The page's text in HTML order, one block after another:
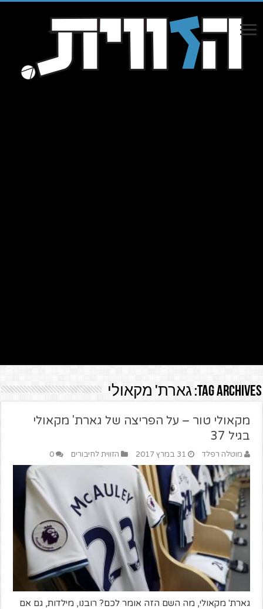
Tag Archives: גארת' מקאולי
מקאולי טור – על הפריצה של גארת' מקאולי
בגיל 37
מוטלה רפלד 31 במרץ 2017 הזווית לחיבורים 0
גארת' מקאולי, מה השם הזה אומר לכם? רובנו, מילדות, גם אם